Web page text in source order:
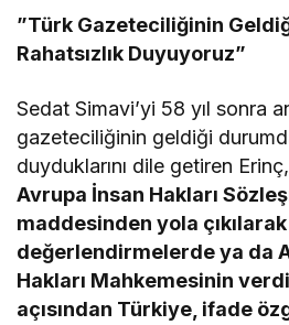
”Türk Gazeteciliğinin
Rahatsızlık Duyuyoruz”
Sedat Simavi’yi 58 yıl sonra
gazeteciliğinin geldiği
duyduklarını dile getiren
Avrupa İnsan Hakları
maddesinden yola çıkılarak
değerlendirmelerde ya da
Hakları Mahkemesinin
açısından Türkiye, ifade